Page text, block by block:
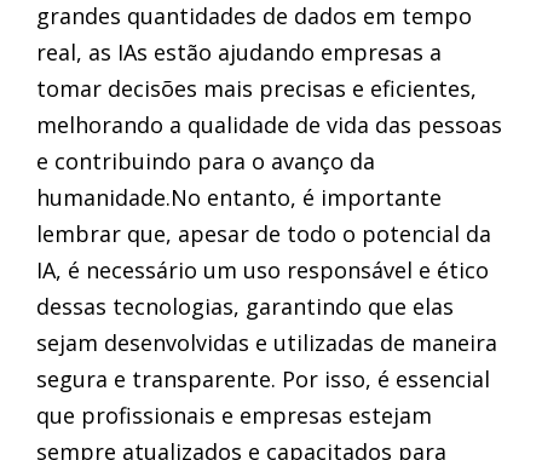
grandes quantidades de dados em tempo
real, as IAs estão ajudando empresas a
tomar decisões mais precisas e eficientes,
melhorando a qualidade de vida das pessoas
e contribuindo para o avanço da
humanidade.No entanto, é importante
lembrar que, apesar de todo o potencial da
IA, é necessário um uso responsável e ético
dessas tecnologias, garantindo que elas
sejam desenvolvidas e utilizadas de maneira
segura e transparente. Por isso, é essencial
que profissionais e empresas estejam
sempre atualizados e capacitados para